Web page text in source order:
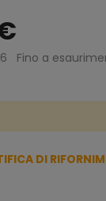
Fino a
DI